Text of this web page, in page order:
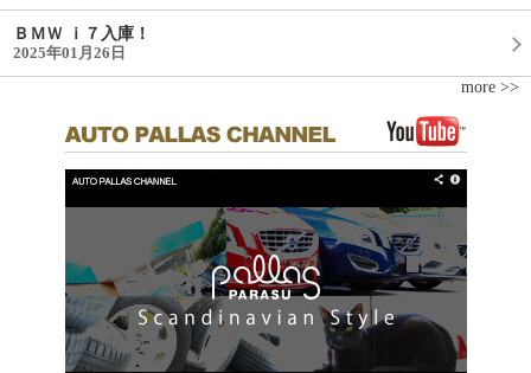
ＢＭＷ ｉ７入庫！
2025年01月26日
more >>